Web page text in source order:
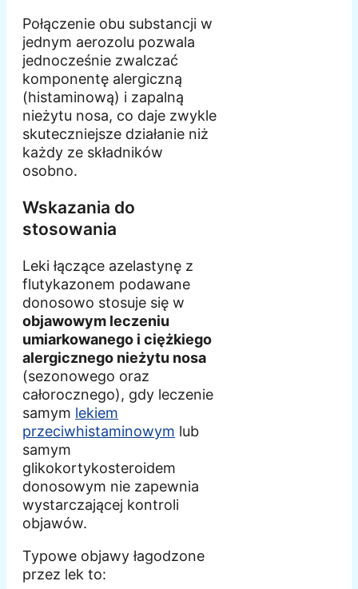
Połączenie obu substancji w
jednym aerozolu pozwala
jednocześnie zwalczać
komponentę alergiczną
(histaminową) i zapalną
nieżytu nosa, co daje zwykle
skuteczniejsze działanie niż
każdy ze składników
osobno.
Wskazania do
stosowania
Leki łączące azelastynę z
flutykazonem podawane
donosowo stosuje się w
objawowym leczeniu
umiarkowanego i ciężkiego
alergicznego nieżytu nosa
(sezonowego oraz
całorocznego), gdy leczenie
samym lekiem
przeciwhistaminowym lub
samym
glikokortykosteroidem
donosowym nie zapewnia
wystarczającej kontroli
objawów.
Typowe objawy łagodzone
przez lek to: